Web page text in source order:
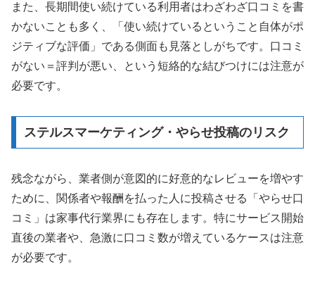
また、長期間使い続けている利用者はわざわざ口コミを書
かないことも多く、「使い続けているということ自体がポ
ジティブな評価」である側面も見落としがちです。口コミ
がない＝評判が悪い、という短絡的な結びつけには注意が
必要です。
ステルスマーケティング・やらせ投稿のリスク
残念ながら、業者側が意図的に好意的なレビューを増やす
ために、関係者や報酬を払った人に投稿させる「やらせ口
コミ」は家事代行業界にも存在します。特にサービス開始
直後の業者や、急激に口コミ数が増えているケースは注意
が必要です。